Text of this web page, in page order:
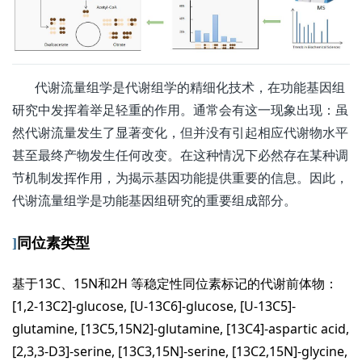
代谢流量组学是代谢组学的精细化技术，在功能基因组
研究中发挥着举足轻重的作用。通常会有这一现象出现：虽
然代谢流量发生了显著变化，但并没有引起相应代谢物水平
甚至最终产物发生任何改变。在这种情况下必然存在某种调
节机制发挥作用，为揭示基因功能提供重要的信息。因此，
代谢流量组学是功能基因组研究的重要组成部分。
] 同位素类型
基于13C、15N和2H 等稳定性同位素标记的代谢前体物：
[1,2-13C2]-glucose, [U-13C6]-glucose, [U-13C5]-
glutamine, [13C5,15N2]-glutamine, [13C4]-aspartic acid,
[2,3,3-D3]-serine, [13C3,15N]-serine, [13C2,15N]-glycine,